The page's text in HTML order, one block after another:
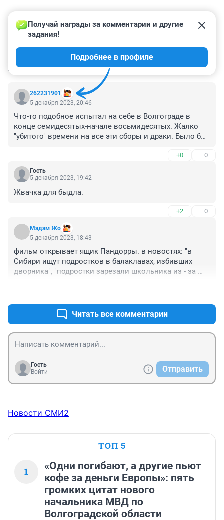
КОММЕНТАРИИ 27
262231901
Получай награды за комментарии и другие
задания!
Подробнее в профиле
5 декабря 2023, 20:46
Что-то подобное испытал на себе в Волгограде в
конце семидесятых-начале восьмидесятых. Жалко
"убитого" времени на все эти сборы и драки. Было бы
сейчас послушать и посмотреть, кем они стали.
+0 –0
Гость
5 декабря 2023, 19:42
Жвачка для быдла.
+2 –0
Мадам Жо
5 декабря 2023, 18:43
фильм открывает ящик Пандорры. в новостях: "в
Сибири ищут подростков в балаклавах, избивших
дворника", "подростки зарезали школьника из - за
рост насилия и повторения увиденного в фильме
Читать все комментарии
Гость
Войти
Отправить
Новости СМИ2
ТОП 5
1
«Одни погибают, а другие пьют
кофе за деньги Европы»: пять
громких цитат нового
начальника МВД по
Волгоградской области